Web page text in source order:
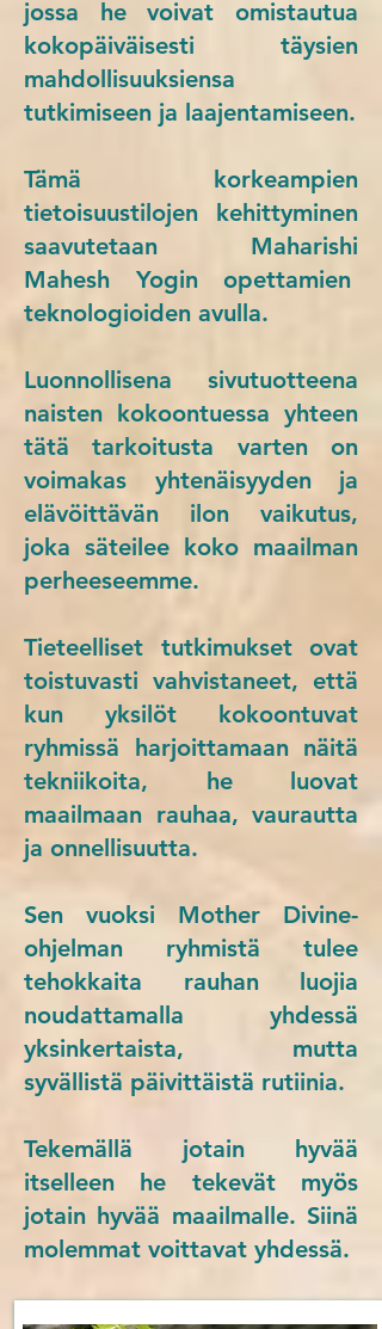
jossa he voivat omistautua
kokopäiväisesti täysien
mahdollisuuksiensa
tutkimiseen ja laajentamiseen.
Tämä korkeampien
tietoisuustilojen kehittyminen
saavutetaan Maharishi
Mahesh Yogin opettamien
teknologioiden avulla.
Luonnollisena sivutuotteena
naisten kokoontuessa yhteen
tätä tarkoitusta varten on
voimakas yhtenäisyyden ja
elävöittävän ilon vaikutus,
joka säteilee koko maailman
perheeseemme.
Tieteelliset tutkimukset ovat
toistuvasti vahvistaneet, että
kun yksilöt kokoontuvat
ryhmissä harjoittamaan näitä
tekniikoita, he luovat
maailmaan rauhaa, vaurautta
ja onnellisuutta.
Sen vuoksi Mother Divine-
ohjelman ryhmistä tulee
tehokkaita rauhan luojia
noudattamalla yhdessä
yksinkertaista, mutta
syvällistä päivittäistä rutiinia.
Tekemällä jotain hyvää
itselleen he tekevät myös
jotain hyvää maailmalle. Siinä
molemmat voittavat yhdessä.